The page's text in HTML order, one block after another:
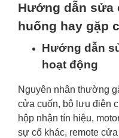
Hướng dẫn sửa
huống hay gặp
Hướng dẫn
hoạt động
Nguyên nhân thường
cửa cuốn, bộ lưu điện
hộp nhận tín hiệu,
sự cố khác, remote